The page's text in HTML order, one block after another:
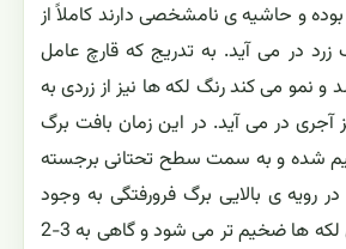
و حاشیه ی نامشخصی دارند کاملاً از
در می آید. به تدریج که قارچ عامل
و نمو می کند رنگ لکه ها نیز از زردی به
آجری در می آید. در این زمان بافت برگ
شده و به سمت سطح تحتانی برجسته
رویه ی بالایی برگ فرورفتگی به وجود
می آید. برگ در محل لکه ها ضخیم تر می شود و گاهی به 3-2